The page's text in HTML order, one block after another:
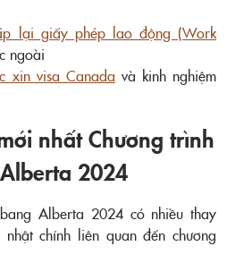
lại giấy phép lao động (Work
ngoài
xin visa Canada và kinh nghiệm
nhất Chương trình
2024
Alberta 2024 có nhiều thay
chính liên quan đến chương